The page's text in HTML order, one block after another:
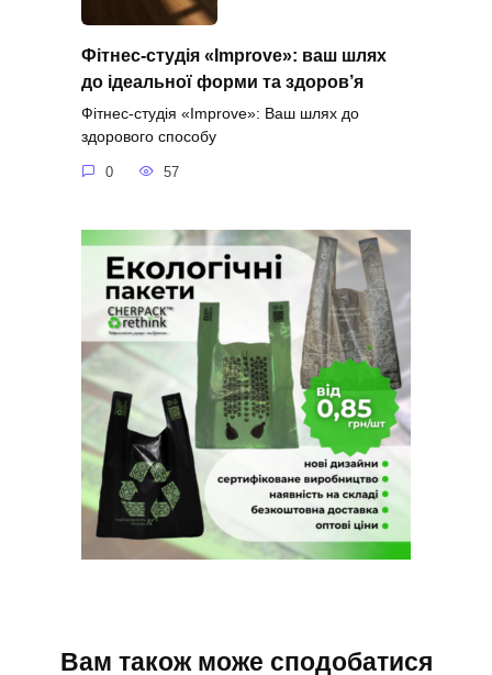
Фітнес-студія «Improve»: ваш шлях
до ідеальної форми та здоров’я
Фітнес-студія «Improve»: Ваш шлях до
здорового способу
0 57
Вам також може сподобатися